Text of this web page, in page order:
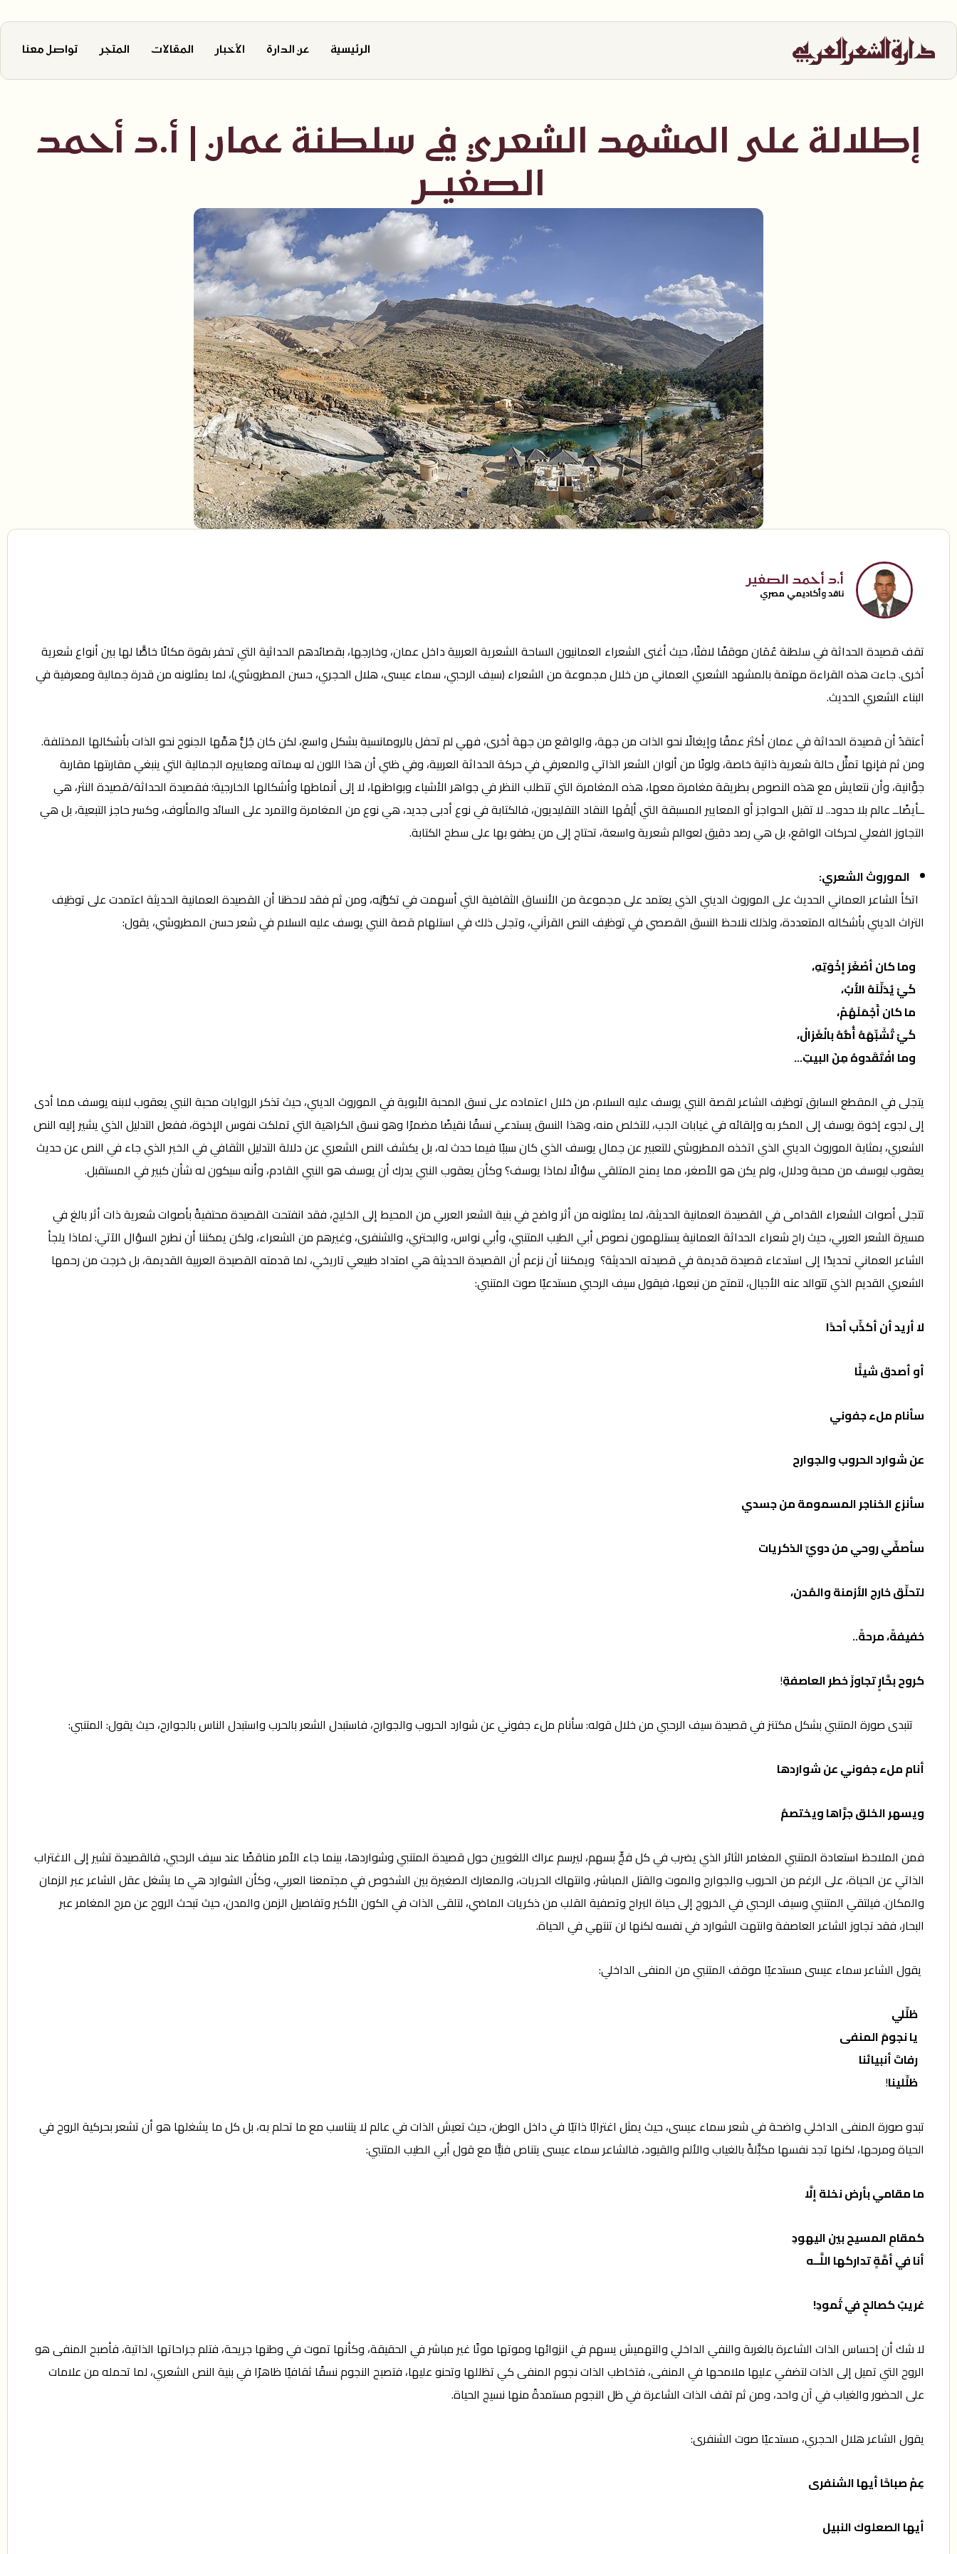
الرئيسية عن الدارة الأخبار المقالات المتجر تواصل معنا
إطلالة على المشهد الشعري في سلطنة عمان | أ.د أحمد
الصغيــر
أ.د أحمد الصغير
ناقد وأكاديمي مصري
تقف قصيدة الحداثة في سلطنة عُمَان موقفًا لافتًا، حيث أغنى الشعراء العمانيون الساحة الشعرية العربية داخل عمان، وخارجها، بقصائدهم الحداثية التي تحفر بقوة مكانًا خاصًّا لها بين أنواع شعرية
أخرى. جاءت هذه القراءة مهتمة بالمشهد الشعري العماني من خلال مجموعة من الشعراء (سيف الرحبي، سماء عيسى، هلال الحجري، حسن المطروشي)، لما يمثلونه من قدرة جمالية ومعرفية في
البناء الشعري الحديث.
أعتقدُ أن قصيدة الحداثة في عمان أكثر عمقًا وإيغالًا نحو الذات من جهة، والواقع من جهة أخرى، فهي لم تحفل بالرومانسية بشكل واسع، لكن كان جُلُّ همِّها الجنوح نحو الذات بأشكالها المختلفة.
ومن ثم فإنها تمثِّل حالة شعرية ذاتية خاصة، ولونًا من ألوان الشعر الذاتي والمعرفي في حركة الحداثة العربية، وفي ظني أن هذا اللون له سِماته ومعاييره الجمالية التي ينبغي مقاربتها مقاربة
جوَّانية، وأن نتعايش مع هذه النصوص بطريقة مغامرة معها، هذه المغامرة التي تتطلب النظر في جواهر الأشياء وبواطنها، لا إلى أنماطها وأشكالها الخارجية؛ فقصيدة الحداثة/قصيدة النثر، هي
ــأيضًاــ عالم بلا حدود.. لا تقبل الحواجز أو المعايير المسبقة التي ألِفَها النقاد التقليديون، فالكتابة في نوع أدبى جديد، هي نوع من المغامرة والتمرد على السائد والمألوف، وكسر حاجز التبعية، بل هي
التجاوز الفعلي لحركات الواقع، بل هي رصد دقيق لعوالم شعرية واسعة، تحتاج إلى من يطفو بها على سطح الكتابة.
الموروث الشعري:
اتكأ الشاعر العماني الحديث على الموروث الديني الذي يعتمد على مجموعة من الأنساق الثقافية التي أسهمت في تكوُّنِه، ومن ثم فقد لاحظنا أن القصيدة العمانية الحديثة اعتمدت على توظيف
التراث الديني بأشكاله المتعددة، ولذلك نلاحظ النسق القصصي في توظيف النص القرآني، وتجلى ذلك في استلهام قصة النبي يوسف عليه السلام في شعر حسن المطروشي، يقول:
وما كان أصْغَرَ إخْوَتِهِ،
كَيْ يُدَلِّلَهُ الأَبُ،
ما كان أَجْمَلَهُمْ،
كَيْ تُشَبِّهَهُ أُمُّهُ بالْغَزالْ،
وما افْتَقَدوهُ مِنَ البيتِ…
يتجلى في المقطع السابق توظيف الشاعر لقصة النبي يوسف عليه السلام، من خلال اعتماده على نسق المحبة الأبوية في الموروث الديني، حيث تذكر الروايات محبة النبي يعقوب لابنه يوسف مما أدى
إلى لجوء إخوة يوسف إلى المكر به وإلقائه في غيابات الجب، للتخلص منه، وهذا النسق يستدعي نسقًا نقيضًا مضمرًا وهو نسق الكراهية التي تملكت نفوس الإخوة، ففعل التدليل الذي يشير إليه النص
الشعري، بمثابة الموروث الديني الذي اتخذه المطروشي للتعبير عن جمال يوسف الذي كان سببًا فيما حدث له، بل يكشف النص الشعري عن دلالة التدليل الثقافي في الخبر الذي جاء في النص عن حديث
يعقوب ليوسف من محبة ودلال، ولم يكن هو الأصغر، مما يمنح المتلقي سؤالًا لماذا يوسف؟ وكأن يعقوب النبي يدرك أن يوسف هو النبي القادم، وأنه سيكون له شأن كبير في المستقبل.
تتجلى أصوات الشعراء القدامى في القصيدة العمانية الحديثة، لما يمثلونه من أثر واضح في بنية الشعر العربي من المحيط إلى الخليج، فقد انفتحت القصيدة محتفيةً بأصوات شعرية ذات أثر بالغ في
مسيرة الشعر العربي، حيث راح شعراء الحداثة العمانية يستلهمون نصوص أبي الطيب المتنبي، وأبي نواس، والبحتري، والشنفرى، وغيرهم من الشعراء، ولكن يمكننا أن نطرح السؤال الآتي: لماذا يلجأ
الشاعر العماني تحديدًا إلى استدعاء قصيدة قديمة في قصيدته الحديثة؟ ويمكننا أن نزعم أن القصيدة الحديثة هي امتداد طبيعي تاريخي، لما قدمته القصيدة العربية القديمة، بل خرجت من رحمها
الشعري القديم الذي تتوالد عنه الأجيال، لتمتح من نبعها، فيقول سيف الرحبي مستدعيًا صوت المتنبي:
لا أريد أن أكذِّب أحدًا
أو أصدق شيئًا
سأنام ملء جفوني
عن شوارد الحروب والجوارح
سأنزع الخناجر المسمومة من جسدي
سأصفِّي روحي من دويِّ الذكريات
لتحلِّق خارج الأزمنة والمُدن،
خفيفةً، مرحةً..
كروح بحَّارٍ تجاوزَ خطر العاصفةِ!
تتبدى صورة المتنبي بشكل مكتنز في قصيدة سيف الرحبي من خلال قوله: سأنام ملء جفوني عن شوارد الحروب والجوارح، فاستبدل الشعر بالحرب واستبدل الناس بالجوارح، حيث يقول: المتنبي:
أنام ملء جفوني عن شواردها
ويسهر الخلق جرَّاها ويختصمُ
فمن الملاحظ استعادة المتنبي المغامر الثائر الذي يضرب في كل فجٍّ بسهم، ليرسم عراك اللغويين حول قصيدة المتنبي وشواردها، بينما جاء الأمر مناقضًا عند سيف الرحبي، فالقصيدة تشير إلى الاغتراب
الذاتي عن الحياة، على الرغم من الحروب والجوارح والموت والقتل المباشر، وانتهاك الحريات، والمعارك الصغيرة بين الشخوص في مجتمعنا العربي، وكأن الشوارد هي ما يشغل عقل الشاعر عبر الزمان
والمكان. فيلتقي المتنبي وسيف الرحبي في الخروج إلى حياة البراح وتصفية القلب من ذكريات الماضي، لتلقى الذات في الكون الأكبر وتفاصيل الزمن والمدن، حيث تبحث الروح عن مرح المغامر عبر
البحار، فقد تجاوز الشاعر العاصفة وانتهت الشوارد في نفسه لكنها لن تنتهي في الحياة.
يقول الشاعر سماء عيسى مستدعيًا موقف المتنبي من المنفى الداخلي:
ظلِّلي
يا نجومَ المنفى
رفاتَ أنبيائنا
ظلِّلينا!
تبدو صورة المنفى الداخلي واضحة في شعر سماء عيسى، حيث يمثل اغترابًا ذاتيًا في داخل الوطن، حيث تعيش الذات في عالم لا يتناسب مع ما تحلم به، بل كل ما يشغلها هو أن تشعر بحركية الروح في
الحياة ومرحها، لكنها تجد نفسها مكبَّلةً بالغياب والألم والقيود، فالشاعر سماء عيسى يتناص فنيًّا مع قول أبي الطيب المتنبي:
ما مقامي بأرض نخلة إلَّا
كمقامِ المسيح بين اليهودِ
أنا في أمَّةٍ تداركها اللَّــه
غريبٌ كصالحٍ في ثَمودِ!
لا شك أن إحساس الذات الشاعرة بالغربة والنفي الداخلي والتهميش يسهم في انزوائها وموتها موتًا غير مباشر في الحقيقة، وكأنها تموت في وطنها جريحة، فتلم جراحاتها الذاتية، فأصبح المنفى هو
الروح التي تميل إلى الذات لتضفي عليها ملامحها في المنفى، فتخاطب الذات نجوم المنفى كي تظللها وتحنو عليها، فتصبح النجوم نسقًا ثقافيًا ظاهرًا في بنية النص الشعري، لما تحمله من علامات
على الحضور والغياب في آن واحد، ومن ثم تقف الذات الشاعرة في ظل النجوم مستمدةً منها نسيج الحياة.
يقول الشاعر هلال الحجري، مستدعيًا صوت الشنفرى:
عِمْ صباحًا أيها الشنفرى
أيها الصعلوك النبيل